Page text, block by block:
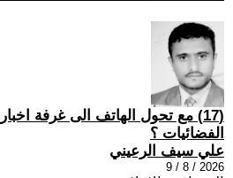
(17) مع تحول الهاتف الى غرفة
الفضائيات ؟
علي سيف الرعيني
2026 / 8 / 9